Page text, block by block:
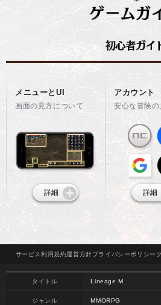
メニューとUI
画面の見方について
詳細
アカウント
安心な冒険の
詳細
サービス 利用規約運営方針プライバシーポリシー
タイトル Lineage M
ジャンル MMORPG